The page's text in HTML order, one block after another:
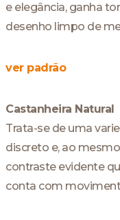
e elegância, ganha
desenho limpo de
ver padrão
Castanheira Natural
Trata-se de uma
discreto e, ao
contraste evidente
conta com